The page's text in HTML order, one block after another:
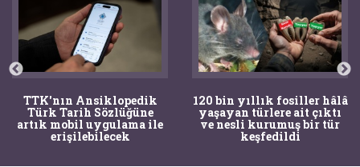
TTK'nın Ansiklopedik
Türk Tarih Sözlüğüne
artık mobil uygulama ile
erişilebilecek
120 bin yıllık fosiller hâlâ
yaşayan türlere ait çıktı
ve nesli kurumuş bir tür
keşfedildi